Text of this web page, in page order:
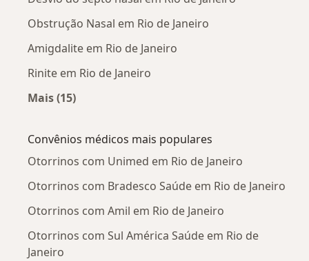
Obstrução Nasal em Rio de Janeiro
Amigdalite em Rio de Janeiro
Rinite em Rio de Janeiro
Mais (15)
Convênios médicos mais populares
Otorrinos com Unimed em Rio de Janeiro
Otorrinos com Bradesco Saúde em Rio de Janeiro
Otorrinos com Amil em Rio de Janeiro
Otorrinos com Sul América Saúde em Rio de
Janeiro